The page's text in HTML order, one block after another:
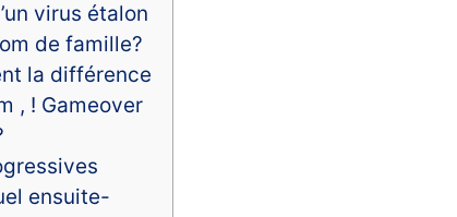
virus étalon
de famille?
la différence
, ! Gameover
ensuite-